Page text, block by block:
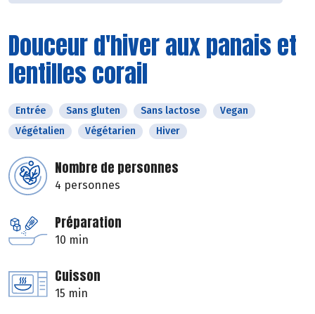
Douceur d'hiver aux panais et
lentilles corail
Entrée Sans gluten Sans lactose
Vegan
Végétalien
Végétarien Hiver
Nombre de personnes
4 personnes
Préparation
10 min
Cuisson
15 min